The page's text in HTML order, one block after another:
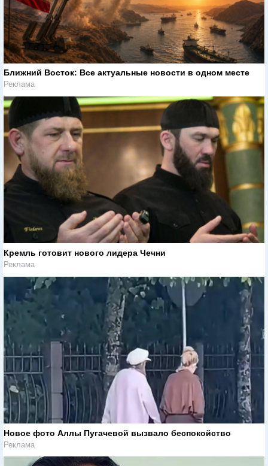
Ближний Восток: Все актуальные новости в одном месте
Реклама
Кремль готовит нового лидера Чечни
Реклама
Новое фото Аллы Пугачевой вызвало беспокойство
Реклама